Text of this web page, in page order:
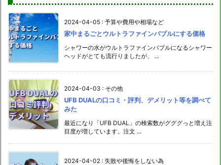
2024-04-05 : 予算や費用や相場など
家中まるごとウルトラファインバブルにする価格
シャワーの水がウルトラファインバブルになるシャワー
ヘッドがとても流行りましたが、 ...
2024-04-03 : その他
UFB DUALの口コミ・評判、デメリット等を調べて
みた
最近になり「UFB DUAL」の検索数がグググっと増え注
目度が増しています。注文 ...
2024-04-02 : 失敗や後悔をしない為